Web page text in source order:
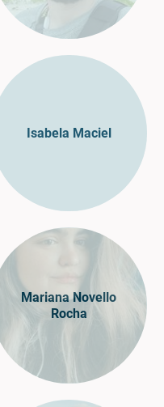
Isabela Maciel
Mariana Novello
Rocha